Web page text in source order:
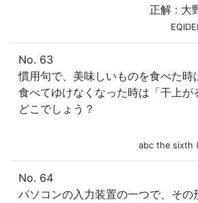
正解 : 大
No. 63
慣用句で、美味しいものを食べた時
食べてゆけなくなった時は「干上が
どこでしょう？
abc the sixth
No. 64
パソコンの入力装置の一つで、その